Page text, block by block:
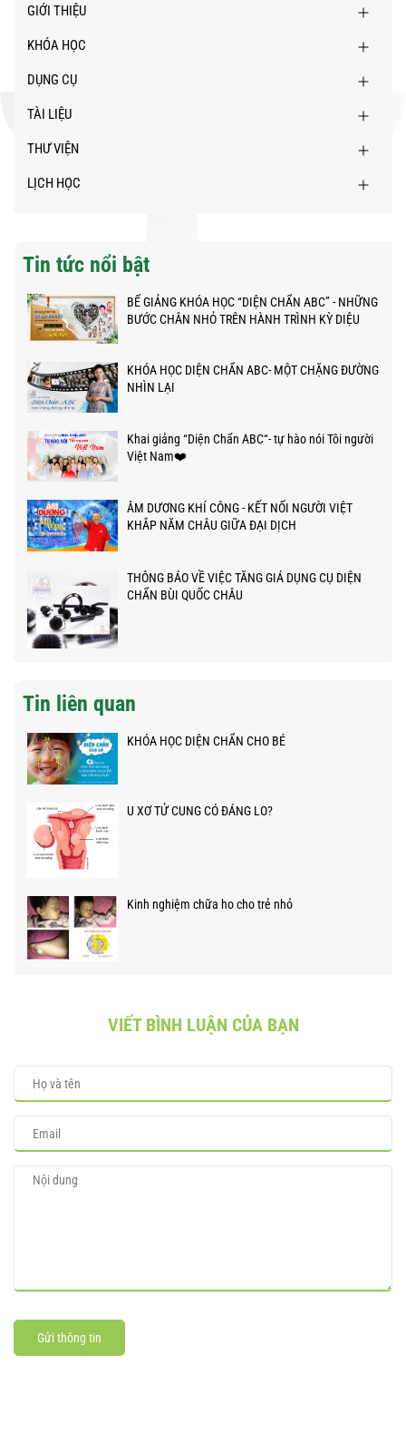
GIỚI THIỆU
KHÓA HỌC
DỤNG CỤ
TÀI LIỆU
THƯ VIỆN
LỊCH HỌC
Tin tức nổi bật
BẾ GIẢNG KHÓA HỌC “DIỆN CHẨN ABC” - NHỮNG
BƯỚC CHÂN NHỎ TRÊN HÀNH TRÌNH KỲ DIỆU
KHÓA HỌC DIỆN CHẨN ABC- MỘT CHẶNG ĐƯỜNG
NHÌN LẠI
Khai giảng “Diện Chẩn ABC“- tự hào nói Tôi người
Việt Nam❤️
ÂM DƯƠNG KHÍ CÔNG - KẾT NỐI NGƯỜI VIỆT
KHẮP NĂM CHÂU GIỮA ĐẠI DỊCH
THÔNG BÁO VỀ VIỆC TĂNG GIÁ DỤNG CỤ DIỆN
CHẨN BÙI QUỐC CHÂU
Tin liên quan
KHÓA HỌC DIỆN CHẨN CHO BÉ
U XƠ TỬ CUNG CÓ ĐÁNG LO?
Kinh nghiệm chữa ho cho trẻ nhỏ
VIẾT BÌNH LUẬN CỦA BẠN
Gửi thông tin